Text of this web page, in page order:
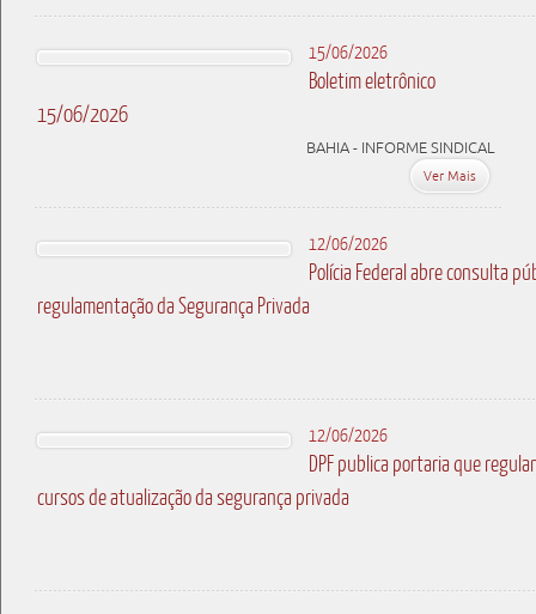
15/06/2026
Boletim eletrônico
15/06/2026
BAHIA - INFORME SINDICAL
Ver Mais
12/06/2026
Polícia Federal abre consulta
regulamentação da Segurança Privada
12/06/2026
DPF publica portaria que
cursos de atualização da segurança privada